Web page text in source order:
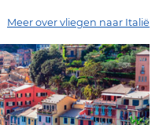
Meer over vliegen naar Italië